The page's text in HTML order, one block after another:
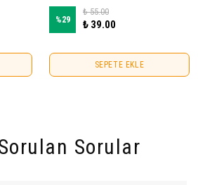
%29
₺ 55.00
₺ 39.00
SEPETE EKLE
Sorular